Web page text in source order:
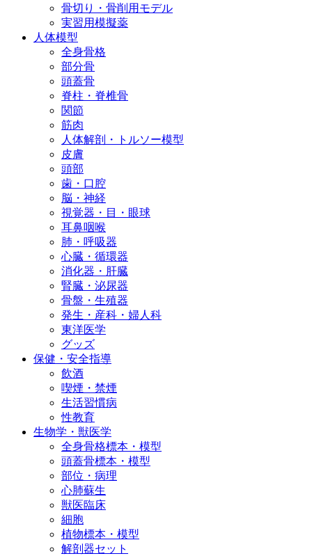
骨切り・骨削用モデル
実習用模擬薬
人体模型
全身骨格
部分骨
頭蓋骨
脊柱・脊椎骨
関節
筋肉
人体解剖・トルソー模型
皮膚
頭部
歯・口腔
脳・神経
視覚器・目・眼球
耳鼻咽喉
肺・呼吸器
心臓・循環器
消化器・肝臓
腎臓・泌尿器
骨盤・生殖器
発生・産科・婦人科
東洋医学
グッズ
保健・安全指導
飲酒
喫煙・禁煙
生活習慣病
性教育
生物学・獣医学
全身骨格標本・模型
頭蓋骨標本・模型
部位・病理
心肺蘇生
獣医臨床
細胞
植物標本・模型
解剖器セット